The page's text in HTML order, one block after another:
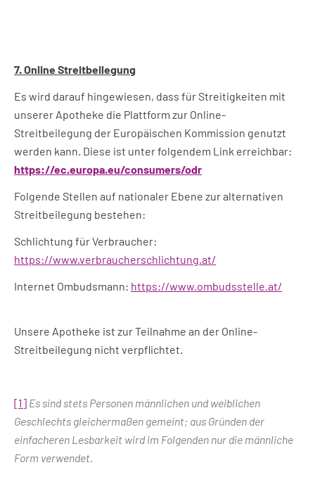
7. Online Streitbeilegung
Es wird darauf hingewiesen, dass für Streitigkeiten mit
unserer Apotheke die Plattform zur Online-
Streitbeilegung der Europäischen Kommission genutzt
werden kann. Diese ist unter folgendem Link erreichbar:
https://ec.europa.eu/consumers/odr
Folgende Stellen auf nationaler Ebene zur alternativen
Streitbeilegung bestehen:
Schlichtung für Verbraucher:
https://www.verbraucherschlichtung.at/
Internet Ombudsmann: https://www.ombudsstelle.at/
Unsere Apotheke ist zur Teilnahme an der Online-
Streitbeilegung nicht verpflichtet.
[1] Es sind stets Personen männlichen und weiblichen
Geschlechts gleichermaßen gemeint; aus Gründen der
einfacheren Lesbarkeit wird im Folgenden nur die männliche
Form verwendet.